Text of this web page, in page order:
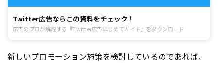
Twitter広告ならこの資料をチェック！
広告のプロが解説する『Twitter広告はじめてガイド』をダウンロード
新しいプロモーション施策を検討しているのであれば、